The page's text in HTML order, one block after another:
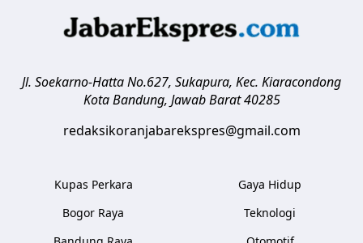
Jl. Soekarno-Hatta No.627, Sukapura, Kec. Kiaracondong
Kota Bandung, Jawab Barat 40285
redaksikoranjabarekspres@gmail.com
Kupas Perkara
Bogor Raya
Gaya Hidup
Teknologi